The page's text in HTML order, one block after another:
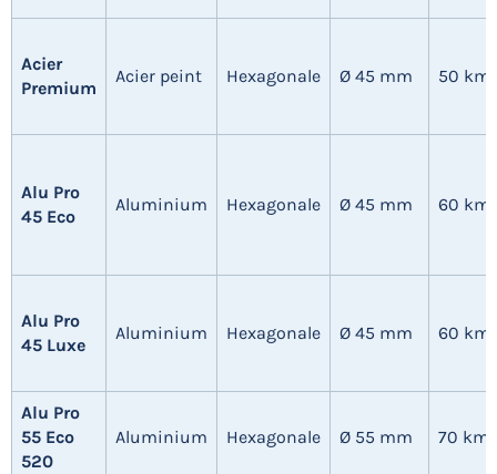
Acier
Premium
Acier peint Hexagonale Ø 45 mm 50
Alu Pro
45 Eco
Aluminium Hexagonale Ø 45 mm 60
Alu Pro
45 Luxe
Aluminium Hexagonale Ø 45 mm 60
Alu Pro
55 Eco
520
Aluminium Hexagonale Ø 55 mm 70